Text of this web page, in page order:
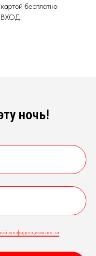
бесплатно
ночь!
конфиденциальности